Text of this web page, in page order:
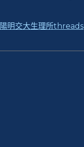
陽明交大生理所threads